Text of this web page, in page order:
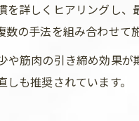
の特徴比較
アプローチ方法
詳しくヒアリングし
の手法を組み合わせて
筋肉の引き締め効果
も推奨されています。